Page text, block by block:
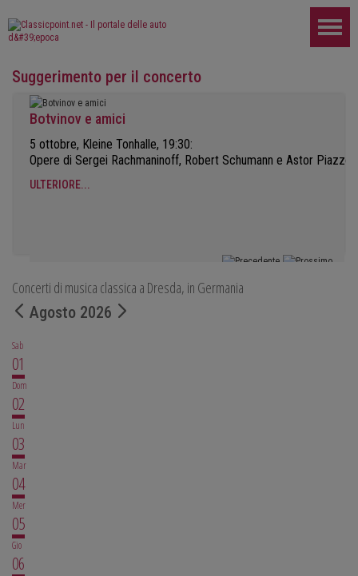
Suggerimento per il concerto
Botvinov e amici
5 ottobre, Kleine Tonhalle, 19:30:
Opere di Sergei Rachmaninoff, Robert Schumann e Astor
ULTERIORE...
Concerti di musica classica a Dresda, in Germania
Agosto 2026
Sab
01
Dom
02
Lun
03
Mar
04
Mer
05
Gio
06